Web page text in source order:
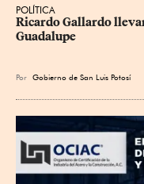
POLÍTICA
Ricardo Gallardo
Guadalupe
Por Gobierno de San Luis Potosí